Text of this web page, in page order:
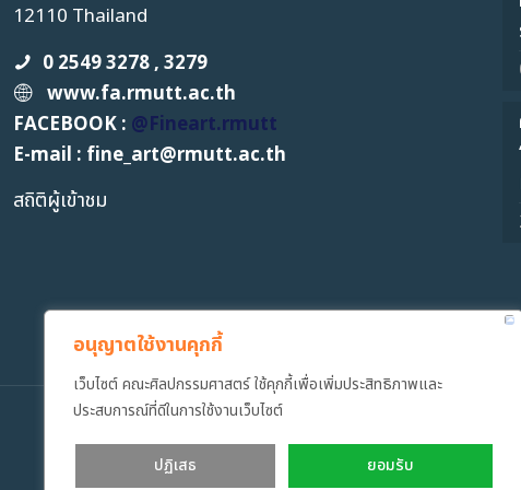
อนุญาตใช้งานคุกกี้
เว็บไซต์ คณะศิลปกรรมศาสตร์ ใช้คุกกี้เพื่อเพิ่มประสิทธิภาพและ
ประสบการณ์ที่ดีในการใช้งานเว็บไซต์
ปฏิเสธ ยอมรับ
12110 Thailand
0 2549 3278 , 3279
www.fa.rmutt.ac.th
FACEBOOK : @Fineart.rmutt
E-mail : fine_art@rmutt.ac.th
สถิติผู้เข้าชม